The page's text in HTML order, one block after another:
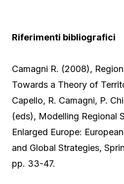
Riferimenti bibliografici
Camagni R. (2008),
Towards a Theory of
Capello, R. Camagni, P.
(eds), Modelling Regional
Enlarged Europe:
and Global Strategies,
pp. 33-47.